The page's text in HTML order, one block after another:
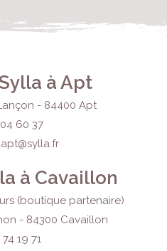
à Apt
- 84400 Apt
60 37
à Cavaillon
(boutique partenaire)
- 84300 Cavaillon
19 71